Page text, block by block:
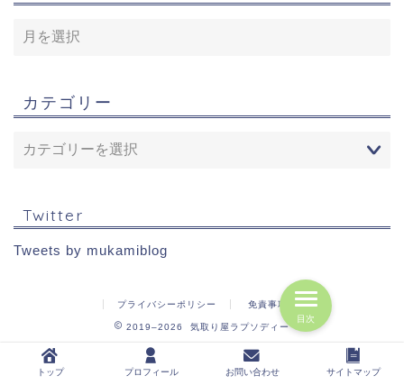
カテゴリー
Twitter
Tweets by mukamiblog
プライバシーポリシー 免責事項
2019–2026 気取り屋ラプソディー
トップ プロフィール お問い合わせ サイトマップ
目次